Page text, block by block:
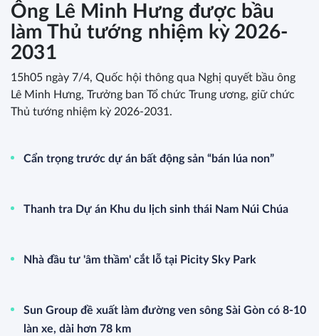
Ông Lê Minh Hưng được bầu
làm Thủ tướng nhiệm kỳ 2026-
2031
15h05 ngày 7/4, Quốc hội thông qua Nghị quyết bầu ông
Lê Minh Hưng, Trưởng ban Tổ chức Trung ương, giữ chức
Thủ tướng nhiệm kỳ 2026-2031.
Cẩn trọng trước dự án bất động sản “bán lúa non”
Thanh tra Dự án Khu du lịch sinh thái Nam Núi Chúa
Nhà đầu tư 'âm thầm' cắt lỗ tại Picity Sky Park
Sun Group đề xuất làm đường ven sông Sài Gòn có 8-10
làn xe, dài hơn 78 km